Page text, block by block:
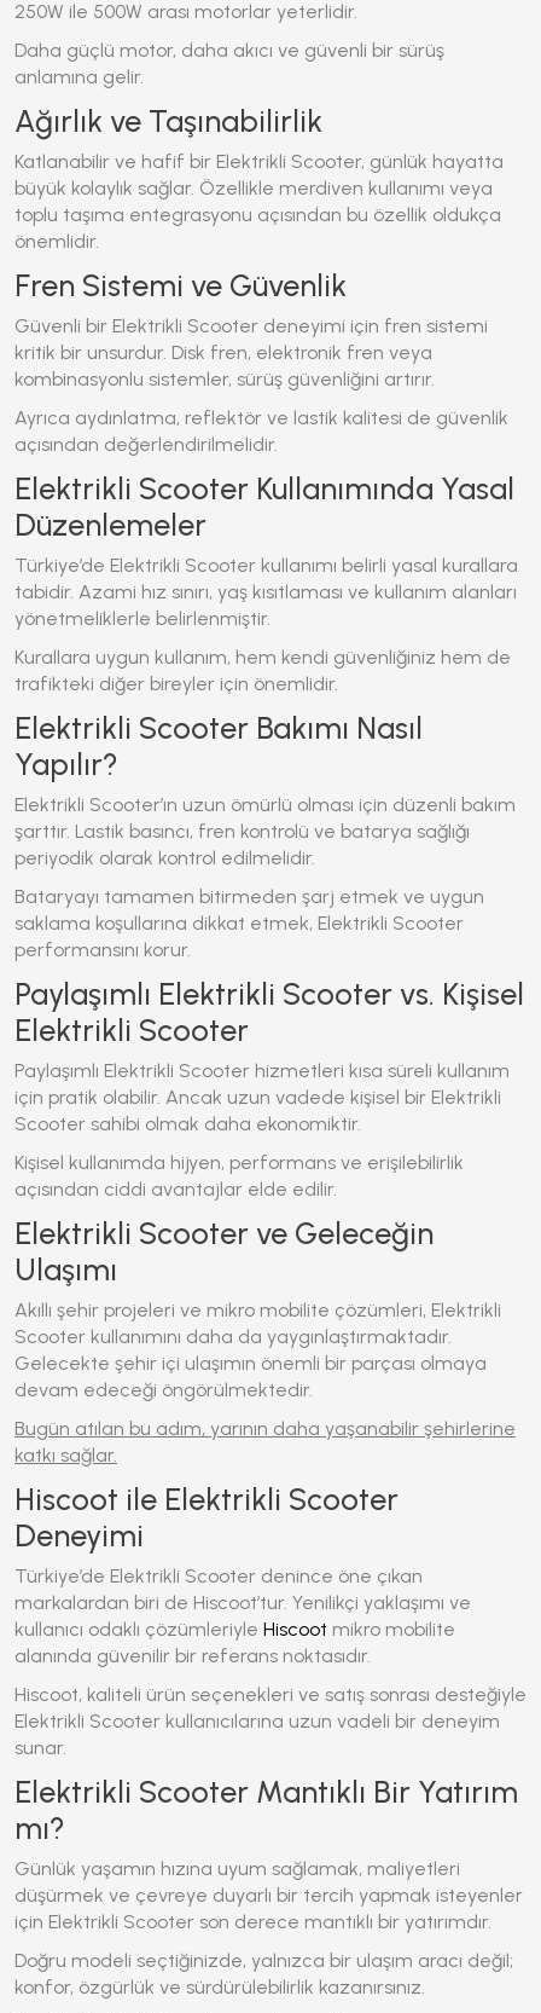
250W ile 500W arası motorlar yeterlidir.
Daha güçlü motor, daha akıcı ve güvenli bir sürüş
anlamına gelir.
Ağırlık ve Taşınabilirlik
Katlanabilir ve hafif bir Elektrikli Scooter, günlük hayatta
büyük kolaylık sağlar. Özellikle merdiven kullanımı veya
toplu taşıma entegrasyonu açısından bu özellik oldukça
önemlidir.
Fren Sistemi ve Güvenlik
Güvenli bir Elektrikli Scooter deneyimi için fren sistemi
kritik bir unsurdur. Disk fren, elektronik fren veya
kombinasyonlu sistemler, sürüş güvenliğini artırır.
Ayrıca aydınlatma, reflektör ve lastik kalitesi de güvenlik
açısından değerlendirilmelidir.
Elektrikli Scooter Kullanımında Yasal
Düzenlemeler
Türkiye’de Elektrikli Scooter kullanımı belirli yasal kurallara
tabidir. Azami hız sınırı, yaş kısıtlaması ve kullanım alanları
yönetmeliklerle belirlenmiştir.
Kurallara uygun kullanım, hem kendi güvenliğiniz hem de
trafikteki diğer bireyler için önemlidir.
Elektrikli Scooter Bakımı Nasıl
Yapılır?
Elektrikli Scooter’ın uzun ömürlü olması için düzenli bakım
şarttır. Lastik basıncı, fren kontrolü ve batarya sağlığı
periyodik olarak kontrol edilmelidir.
Bataryayı tamamen bitirmeden şarj etmek ve uygun
saklama koşullarına dikkat etmek, Elektrikli Scooter
performansını korur.
Paylaşımlı Elektrikli Scooter vs. Kişisel
Elektrikli Scooter
Paylaşımlı Elektrikli Scooter hizmetleri kısa süreli kullanım
için pratik olabilir. Ancak uzun vadede kişisel bir Elektrikli
Scooter sahibi olmak daha ekonomiktir.
Kişisel kullanımda hijyen, performans ve erişilebilirlik
açısından ciddi avantajlar elde edilir.
Elektrikli Scooter ve Geleceğin
Ulaşımı
Akıllı şehir projeleri ve mikro mobilite çözümleri, Elektrikli
Scooter kullanımını daha da yaygınlaştırmaktadır.
Gelecekte şehir içi ulaşımın önemli bir parçası olmaya
devam edeceği öngörülmektedir.
Bugün atılan bu adım, yarının daha yaşanabilir şehirlerine
katkı sağlar.
Hiscoot ile Elektrikli Scooter
Deneyimi
Türkiye’de Elektrikli Scooter denince öne çıkan
markalardan biri de Hiscoot’tur. Yenilikçi yaklaşımı ve
kullanıcı odaklı çözümleriyle Hiscoot mikro mobilite
alanında güvenilir bir referans noktasıdır.
Hiscoot, kaliteli ürün seçenekleri ve satış sonrası desteğiyle
Elektrikli Scooter kullanıcılarına uzun vadeli bir deneyim
sunar.
Elektrikli Scooter Mantıklı Bir Yatırım
mı?
Günlük yaşamın hızına uyum sağlamak, maliyetleri
düşürmek ve çevreye duyarlı bir tercih yapmak isteyenler
için Elektrikli Scooter son derece mantıklı bir yatırımdır.
Doğru modeli seçtiğinizde, yalnızca bir ulaşım aracı değil;
konfor, özgürlük ve sürdürülebilirlik kazanırsınız.